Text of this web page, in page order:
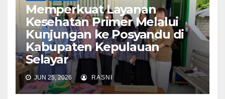
Memperkuat Layanan
Kesehatan Primer Melalui
Kunjungan ke Posyandu di
Kabupaten Kepulauan
Selayar
JUN 25, 2026 RASNI